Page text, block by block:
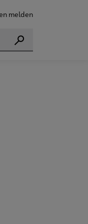
melden
Suchen
Suchen